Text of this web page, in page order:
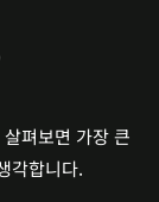
펴보면 가장 큰
각합니다.